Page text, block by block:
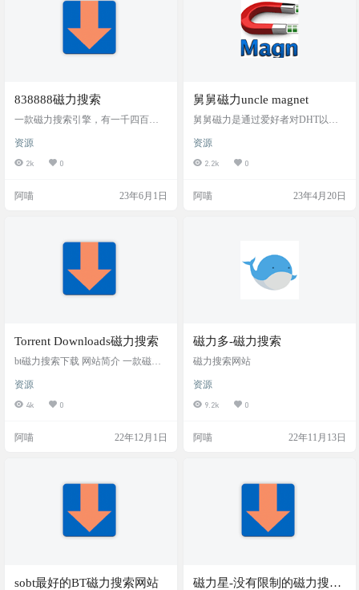
场。任何单位或个人应对使用搜索
引擎的结果自行承担风险。 网站截
图 网站地址
838888磁力搜索
一款磁力搜索引擎，有一千四百多
搜索，就可以找到各种种子文件，
还支持在线观看。 网站截图 网站链
资源
2k 0
阿喵 23年6月1日
舅舅磁力uncle magnet
舅舅磁力是通过爱好者对DHT以及P
擎的副产品,后来通过关键词索引和
数据库优化,成就了舅舅磁力的今
一个最好的磁力搜索引擎。目前舅
页，以防失联。 网站截图 网站地址
资源
2.2k 0
阿喵 23年4月20日
Torrent Downloads磁力搜索
bt磁力搜索下载 网站简介 一款磁力
影、音乐、游戏、软件、电子书等
各类资源。每个资源都会显示HEAL
torrentdownloads.pro
资源
4k 0
阿喵 22年12月1日
磁力多-磁力搜索
磁力搜索网站
资源
9.2k 0
阿喵 22年11月13日
sobt最好的BT磁力搜索网站 磁力星-没有限制的磁力搜索